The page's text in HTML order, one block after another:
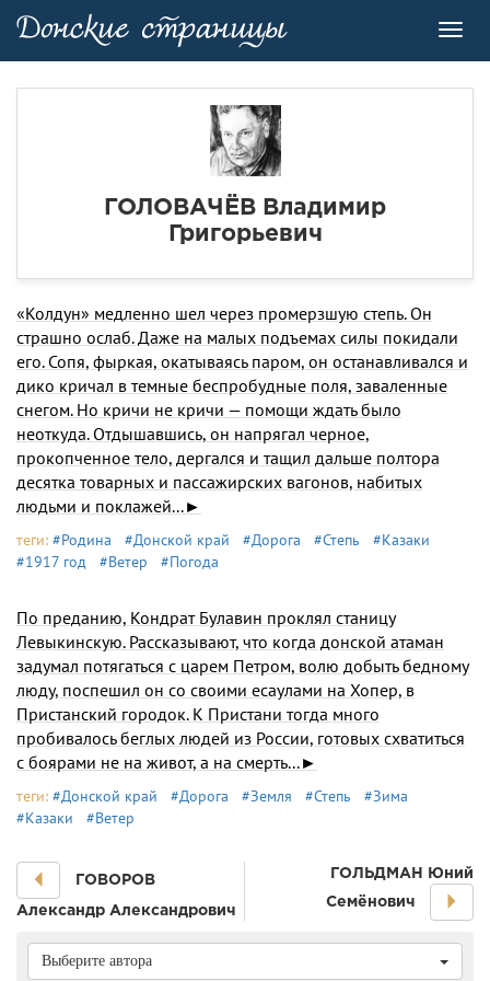
ГОЛОВАЧЁВ Владимир
Григорьевич
«Колдун» медленно шел через промерзшую степь. Он
страшно ослаб. Даже на малых подъемах си­лы покидали
его. Сопя, фыркая, окатываясь паром, он останавливался и
дико кричал в темные беспро­будные поля, заваленные
снегом. Но кричи не кри­чи — помощи ждать было
неоткуда. Отдышавшись, он напрягал черное,
прокопченное тело, дергался и та­щил дальше полтора
десятка товарных и пассажир­ских вагонов, набитых
людьми и поклажей...►
теги: #Родина #Донской край #Дорога #Степь
#Казаки
#1917 год
#Ветер #Погода
По преданию, Кондрат Булавин проклял станицу
Левыкинскую. Рассказывают, что когда донской ата­ман
задумал потягаться с царем Петром, волю добыть бедному
люду, поспешил он со своими есаулами на Хопер, в
Пристанский городок. К Пристани тогда много
пробивалось беглых людей из России, готовых схва­титься
с боярами не на живот, а на смерть...►
теги: #Донской край #Дорога #Земля #Степь
#Зима
#Казаки
#Ветер
ГОВОРОВ
Александр Александрович
ГОЛЬДМАН Юний
Семёнович
Выберите автора